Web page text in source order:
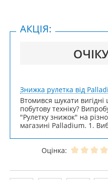
АКЦІЯ:
Знижка рулетка від
Втомився шукати вигідні
побутову техніку?
"Рулетку знижок" на
магазині Palladium. 1.
Оцінка: